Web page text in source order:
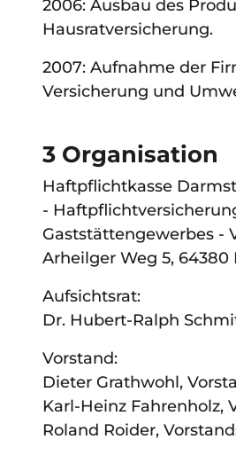
2006: Ausbau des
Hausratversicherung.
2007: Aufnahme der
Versicherung und
3 Organisation
Haftpflichtkasse
-
Gaststättengewerbes -
Arheilger Weg 5, 64380
Aufsichtsrat:
Dr. Hubert-Ralph
Vorstand:
Dieter Grathwohl,
Karl-Heinz Fahrenholz,
Roland Roider,